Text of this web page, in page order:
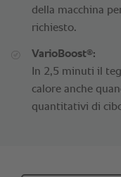
della macchina
richiesto.
VarioBoost®:
In 2,5 minuti il
calore anche
quantitativi di